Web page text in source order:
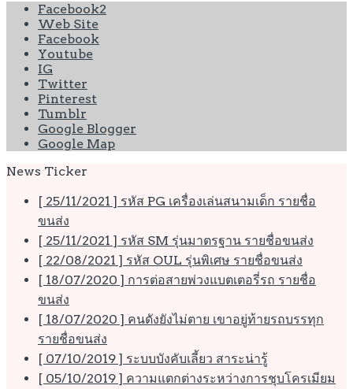
Facebook2
Web Site
Facebook
Youtube
IG
Twitter
Pinterest
Tumblr
Google Blogger
Google Map
News Ticker
[ 25/11/2021 ] รหัส PG เครื่องเล่นสนามเด็ก รายชื่อ
ขนส่ง
[ 25/11/2021 ] รหัส SM รุ่นมาตรฐาน รายชื่อขนส่ง
[ 22/08/2021 ] รหัส OUL รุ่นพิเศษ รายชื่อขนส่ง
[ 18/07/2020 ] การต่อสายพ่วงแบตเตอรี่รถ รายชื่อ
ขนส่ง
[ 18/07/2020 ] คนดังยังไม่ตาย เขาอยู่ท้ายรถบรรทุก
รายชื่อขนส่ง
[ 07/10/2019 ] ระบบบังคับเลี้ยว สาระน่ารู้
[ 05/10/2019 ] ความแตกต่างระหว่างการชุบโครเมียม